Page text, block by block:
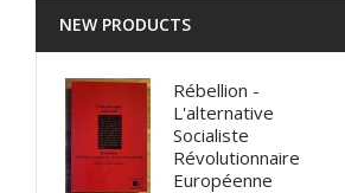
NEW PRODUCTS
Rébellion -
L'alternative
Socialiste
Révolutionnaire
Européenne